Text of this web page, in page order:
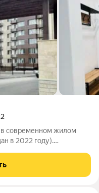
в современном жилом
в 2022 году).